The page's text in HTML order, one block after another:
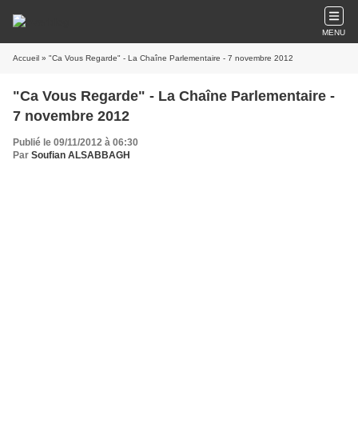
MENU
Accueil » "Ca Vous Regarde" - La Chaîne Parlementaire - 7 novembre 2012
"Ca Vous Regarde" - La Chaîne Parlementaire -
7 novembre 2012
Publié le 09/11/2012 à 06:30
Par Soufian ALSABBAGH